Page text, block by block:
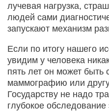
лучевая нагрузка,
людей сами
запускают механизм
Если по итогу нашего
увидим у человека
пять лет он может быть
маммографию или
Государству не надо
глубокое обследование